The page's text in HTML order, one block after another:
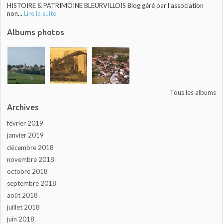
HISTOIRE & PATRIMOINE BLEURVILLOIS Blog géré par l'association
non... Lire la suite
Albums photos
Tous les albums
Archives
février 2019
janvier 2019
décembre 2018
novembre 2018
octobre 2018
septembre 2018
août 2018
juillet 2018
juin 2018